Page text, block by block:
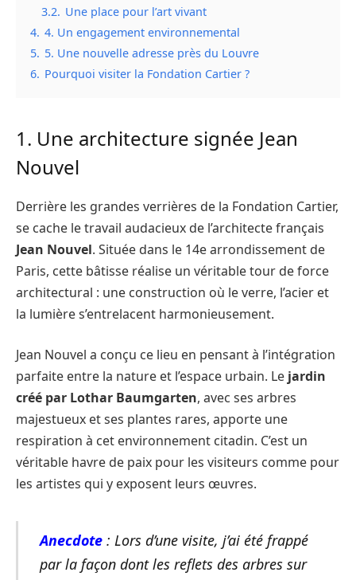
3.2. Une place pour l’art vivant
4. 4. Un engagement environnemental
5. 5. Une nouvelle adresse près du Louvre
6. Pourquoi visiter la Fondation Cartier ?
1. Une architecture signée Jean
Nouvel
Derrière les grandes verrières de la Fondation Cartier,
se cache le travail audacieux de l’architecte français
Jean Nouvel. Située dans le 14e arrondissement de
Paris, cette bâtisse réalise un véritable tour de force
architectural : une construction où le verre, l’acier et
la lumière s’entrelacent harmonieusement.
Jean Nouvel a conçu ce lieu en pensant à l’intégration
parfaite entre la nature et l’espace urbain. Le jardin
créé par Lothar Baumgarten, avec ses arbres
majestueux et ses plantes rares, apporte une
respiration à cet environnement citadin. C’est un
véritable havre de paix pour les visiteurs comme pour
les artistes qui y exposent leurs œuvres.
Anecdote: Lors d’une visite, j’ai été frappé
par la façon dont les reflets des arbres sur